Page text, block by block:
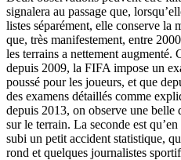
signalera au passage que,
listes séparément, elle conserve la
que, très manifestement, entre
les terrains a nettement augmenté.
depuis 2009, la FIFA impose un
poussé pour les joueurs, et que
des examens détaillés comme
depuis 2013, on observe une belle
sur le terrain. La seconde est
subi un petit accident statistique,
rond et quelques journalistes